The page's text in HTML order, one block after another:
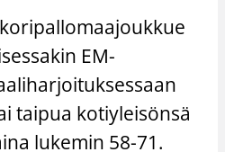
EM-
taipua kotiyleisönsä
lukemin 58-71.